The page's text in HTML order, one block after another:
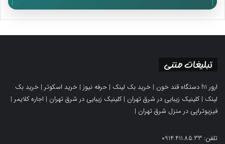
تبلیغات متنی
ارور h1 دستگاه قند خون | خرید بک لینک | حرفه نیوز | خرید اسکوتر | خرید بک
لینک |کلینیک زیبایی در شرق تهران |کلینیک زیبایی در شرق تهران | اجاره کلایمر |
فیزیوتراپی در منزل شرق تهران |
تلفن: 0914.411.85.33